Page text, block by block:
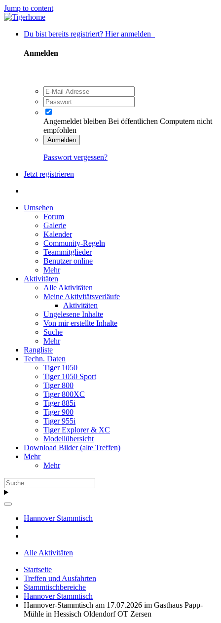
Jump to content
Du bist bereits registriert? Hier anmelden
Anmelden
Angemeldet bleiben Bei öffentlichen Computern nicht
empfohlen
Anmelden
Passwort vergessen?
Jetzt registrieren
Umsehen
Forum
Galerie
Kalender
Community-Regeln
Teammitglieder
Benutzer online
Mehr
Aktivitäten
Alle Aktivitäten
Meine Aktivitätsverläufe
Aktivitäten
Ungelesene Inhalte
Von mir erstellte Inhalte
Suche
Mehr
Rangliste
Techn. Daten
Tiger 1050
Tiger 1050 Sport
Tiger 800
Tiger 800XC
Tiger 885i
Tiger 900
Tiger 955i
Tiger Explorer & XC
Modellübersicht
Download Bilder (alte Treffen)
Mehr
Mehr
Hannover Stammtisch
Alle Aktivitäten
Startseite
Treffen und Ausfahrten
Stammtischbereiche
Hannover Stammtisch
Hannover-Stammtisch am 17.07.2026 im Gasthaus Papp-
Mühle in Hessisch Oldendorf OT Zersen